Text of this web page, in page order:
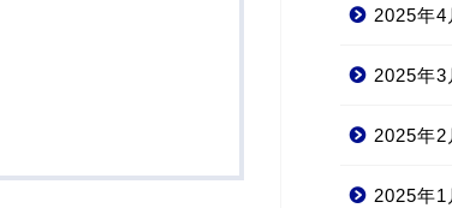
2025年4
2025年3
2025年2
2025年1